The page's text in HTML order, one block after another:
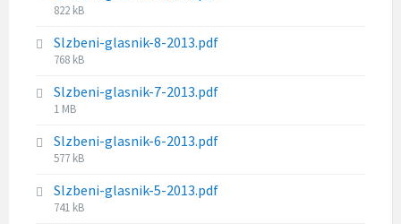
:
z
e
:
e
i
z
e
:
F
l
e
i
z
e
:
822 kB
Slzbeni-glasnik-8-2013.pdf
F
l
e
i
z
e
:
768 kB
Slzbeni-glasnik-7-2013.pdf
F
l
e
i
z
1 MB
Slzbeni-glasnik-6-2013.pdf
F
l
e
577 kB
Slzbeni-glasnik-5-2013.pdf
F
741 kB